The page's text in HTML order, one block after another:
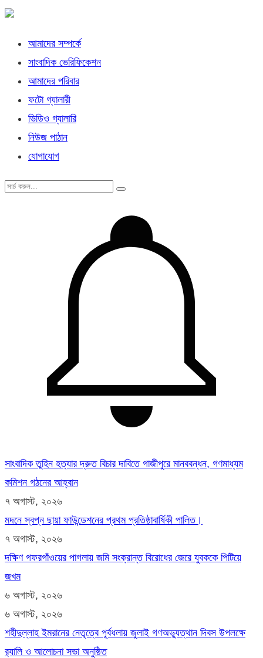
আমাদের সম্পর্কে
সাংবাদিক ভেরিফিকেশন
আমাদের পরিবার
ফটো গ্যালারী
ভিডিও গ্যালারি
নিউজ পাঠান
যোগাযোগ
সাংবাদিক তুহিন হত্যার দ্রুত বিচার দাবিতে গাজীপুরে মানববন্ধন, গণমাধ্যম
কমিশন গঠনের আহ্বান
৭ অগাস্ট, ২০২৬
মদনে স্বপ্ন ছায়া ফাউন্ডেশনের প্রথম প্রতিষ্ঠাবার্ষিকী পালিত।
৭ অগাস্ট, ২০২৬
দক্ষিণ গফরগাঁওয়ের পাগলায় জমি সংক্রান্ত বিরোধের জেরে যুবককে পিটিয়ে
জখম
৬ অগাস্ট, ২০২৬
৬ অগাস্ট, ২০২৬
শহীদুল্লাহ ইমরানের নেতৃত্বে পূর্বধলায় জুলাই গণঅভ্যুত্থান দিবস উপলক্ষে
র‍্যালি ও আলোচনা সভা অনুষ্ঠিত